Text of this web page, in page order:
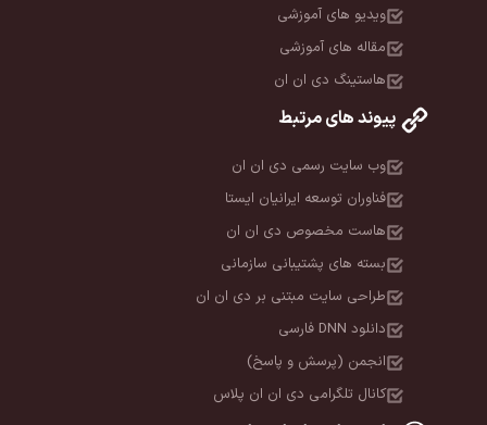
ویدیو های آموزشی
مقاله های آموزشی
هاستینگ دی ان ان
پیوند های مرتبط
وب سایت رسمی دی ان ان
فناوران توسعه ایرانیان ایستا
هاست مخصوص دی ان ان
بسته های پشتیبانی سازمانی
طراحی سایت مبتنی بر دی ان ان
دانلود DNN فارسی
انجمن (پرسش و پاسخ)
کانال تلگرامی دی ان ان پلاس